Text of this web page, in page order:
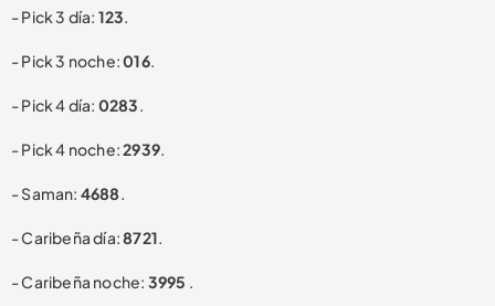
- Pick 3 día: 123.
- Pick 3 noche:016.
- Pick 4 día: 0283.
- Pick 4 noche:2939.
- Saman: 4688.
- Caribeña día:8721.
- Caribeña noche: 3995 .